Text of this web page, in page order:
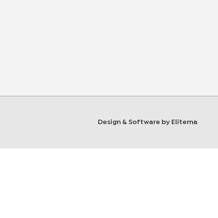
Design & Software by Elitema